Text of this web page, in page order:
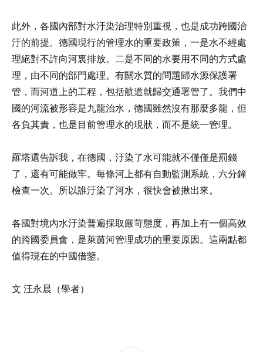
此外，各國內部對水汙染治理特別重視，也是成功跨國治
汙的前提。德國現行的管理水的重要政策，一是水不經處
理絕對不許向河裏排放。二是不同的水要用不同的方式處
理，由不同的部門處理。有關水質的問題歸水源保護署
管，而河道上的工程，包括航道就歸交通署管了。我們中
國的河流被形容是九龍治水，德國雖然沒有那麼多龍，但
各負其責，也是目前管理水的現狀，而不是統一管理。
羅塔還告訴我，在德國，汙染了水可能就不僅僅是罰錢
了，還有可能做牢。每條河上都有自動監測系統，六分鐘
檢查一次。所以誰汙染了河水，很快會被揪出來。
各國對境內水汙染普遍採取嚴苛態度，再加上有一個高效
的跨國委員會，是萊茵河管理成功的重要原因。這兩點都
值得現在的中國借鑒。
文 汪永晨（學者）